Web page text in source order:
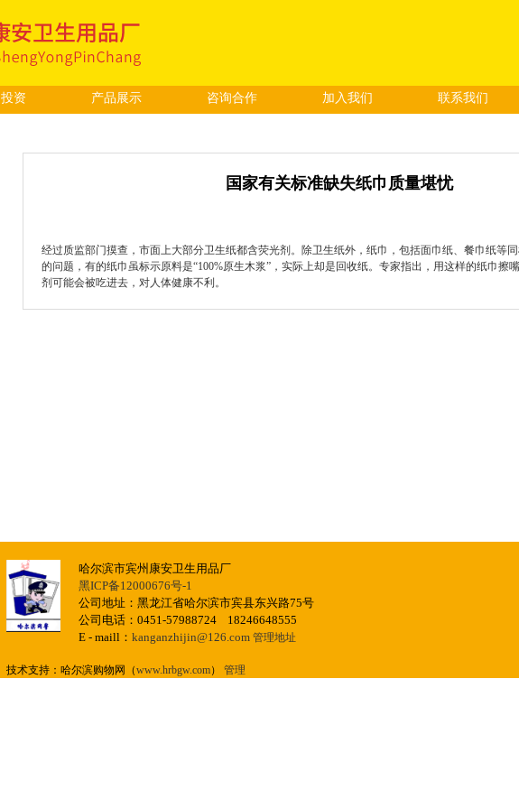
投资 产品展示 咨询合作 加入我们 联系我们
国家有关标准缺失纸巾质量堪忧
经过质监部门摸查，市面上大部分卫生纸都含荧光剂。除卫生纸外，纸巾，包括面巾纸、餐巾纸等
的问题，有的纸巾虽标示原料是“100%原生木浆”，实际上却是回收纸。专家指出，用这样的纸巾擦
剂可能会被吃进去，对人体健康不利。
哈尔滨市宾州康安卫生用品厂
黑ICP备12000676号-1
公司地址：黑龙江省哈尔滨市宾县东兴路75号
公司电话：0451-57988724 18246648555
E - maill： kanganzhijin@126.com 管理地址
技术支持：哈尔滨购物网（www.hrbgw.com） 管理